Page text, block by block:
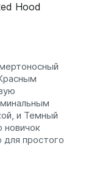
Hood
и Темный
новичок
простого